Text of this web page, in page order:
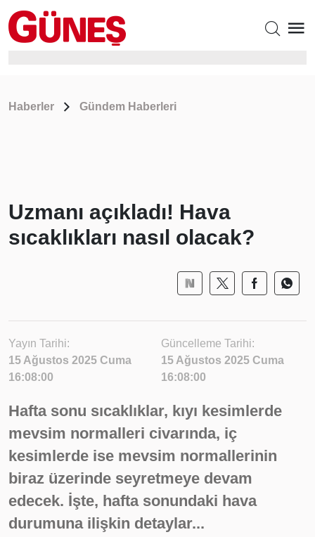
Haberler Gündem Haberleri
Uzmanı açıkladı! Hava
sıcaklıkları nasıl olacak?
Yayın Tarihi:
15 Ağustos 2025 Cuma
16:08:00
Güncelleme Tarihi:
15 Ağustos 2025 Cuma
16:08:00
Hafta sonu sıcaklıklar, kıyı kesimlerde
mevsim normalleri civarında, iç
kesimlerde ise mevsim normallerinin
biraz üzerinde seyretmeye devam
edecek. İşte, hafta sonundaki hava
durumuna ilişkin detaylar...